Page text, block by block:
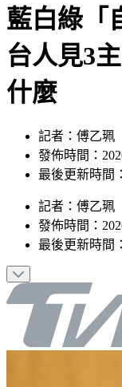
藍白綠
台人見3
什麼
記者：傅乙珮
發佈時間：
最後更新時間
記者 ： 傅乙珮
發佈時間：
最後更新時間：